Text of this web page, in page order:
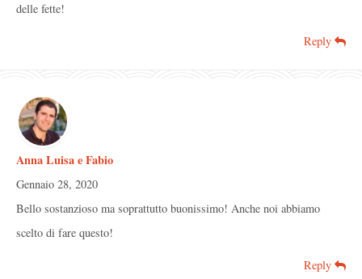
delle fette!
Reply
Anna Luisa e Fabio
Gennaio 28, 2020
Bello sostanzioso ma soprattutto buonissimo! Anche noi abbiamo
scelto di fare questo!
Reply